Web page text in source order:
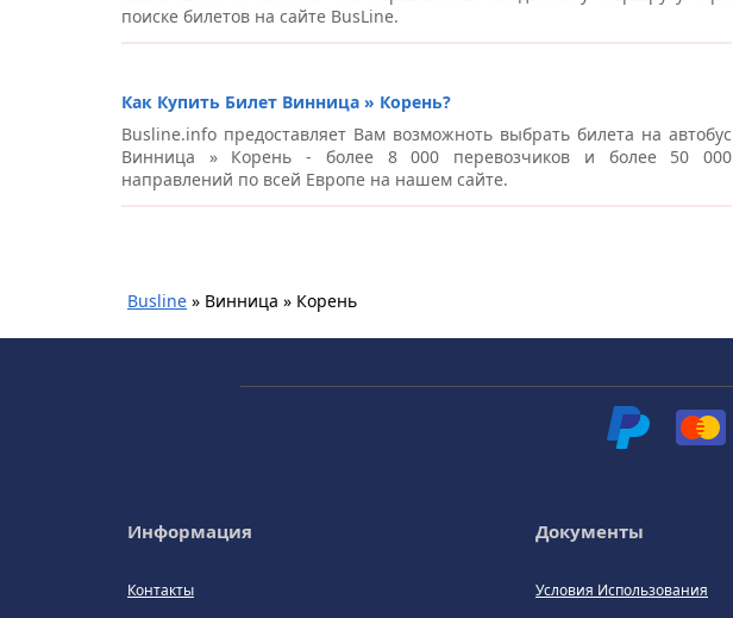
поиске билетов на сайте BusLine.
Как Купить Билет Винница » Корень?
Busline.info предоставляет Вам возможноть выбрать билета на автобус
Винница » Корень - более 8 000 перевозчиков и более 50 000
направлений по всей Европе на нашем сайте.
Busline » Винница » Корень
Информация
Контакты
Документы
Условия Использования